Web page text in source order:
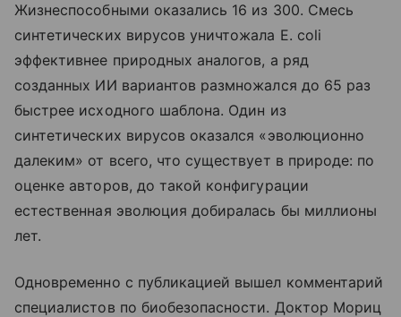
Жизнеспособными оказались 16 из 300. Смесь
синтетических вирусов уничтожала E. coli
эффективнее природных аналогов, а ряд
созданных ИИ вариантов размножался до 65 раз
быстрее исходного шаблона. Один из
синтетических вирусов оказался «эволюционно
далеким» от всего, что существует в природе: по
оценке авторов, до такой конфигурации
естественная эволюция добиралась бы миллионы
лет.
Одновременно с публикацией вышел комментарий
специалистов по биобезопасности. Доктор Мориц